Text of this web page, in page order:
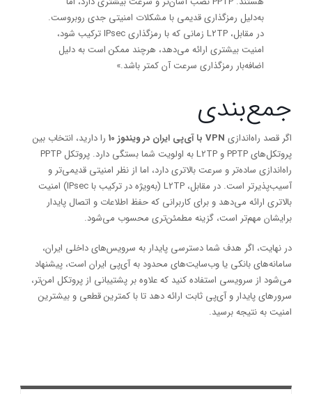
به‌دلیل رمزگذاری قدیمی با مشکلات امنیتی جدی روبروست.
در مقابل، L2TP زمانی که با رمزگذاری IPsec ترکیب شود،
امنیت بیشتری ارائه می‌دهد، هرچند ممکن است به دلیل
اضافه‌بار رمزگذاری سرعت آن کمتر باشد.»
جمع‌بندی
اگر قصد راه‌اندازی VPN با آی‌پی ایران در ویندوز 10
را دارید، انتخاب بین
پروتکل‌های PPTP و L2TP به اولویت شما بستگی دارد. پروتکل PPTP
راه‌اندازی ساده‌تر و سرعت بالاتری دارد، اما از نظر امنیتی قدیمی‌تر و
آسیب‌پذیرتر است. در مقابل، L2TP (به‌ویژه در ترکیب با IPsec) امنیت
بالاتری ارائه می‌دهد و برای کاربرانی که حفظ اطلاعات و اتصال پایدار
برایشان مهم‌تر است، گزینه مطمئن‌تری محسوب می‌شود.
در نهایت، اگر هدف شما دسترسی پایدار به سرویس‌های داخلی ایران،
سامانه‌های بانکی یا وب‌سایت‌های محدود به آی‌پی ایران است، پیشنهاد
می‌شود از سرویسی استفاده کنید که علاوه بر پشتیبانی از پروتکل امن‌تر،
سرورهای پایدار و آی‌پی ثابت ارائه دهد تا با کمترین قطعی و بیشترین
امنیت به نتیجه برسید.